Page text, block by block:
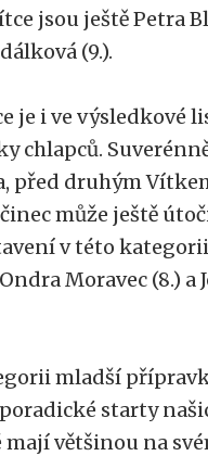
jsou ještě Petra
(9.).
je i ve výsledkové
chlapců.
před druhým
může ještě
v této
Moravec (8.) a
mladší
starty
většinou na